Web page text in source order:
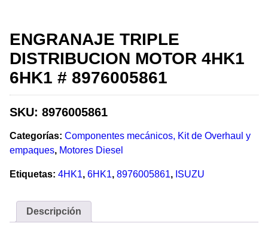
ENGRANAJE TRIPLE
DISTRIBUCION MOTOR 4HK1
6HK1 # 8976005861
SKU: 8976005861
Categorías: Componentes mecánicos, Kit de Overhaul y
empaques, Motores Diesel
Etiquetas: 4HK1, 6HK1, 8976005861, ISUZU
Descripción